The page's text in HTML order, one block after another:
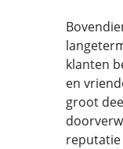
klanten
en
groot